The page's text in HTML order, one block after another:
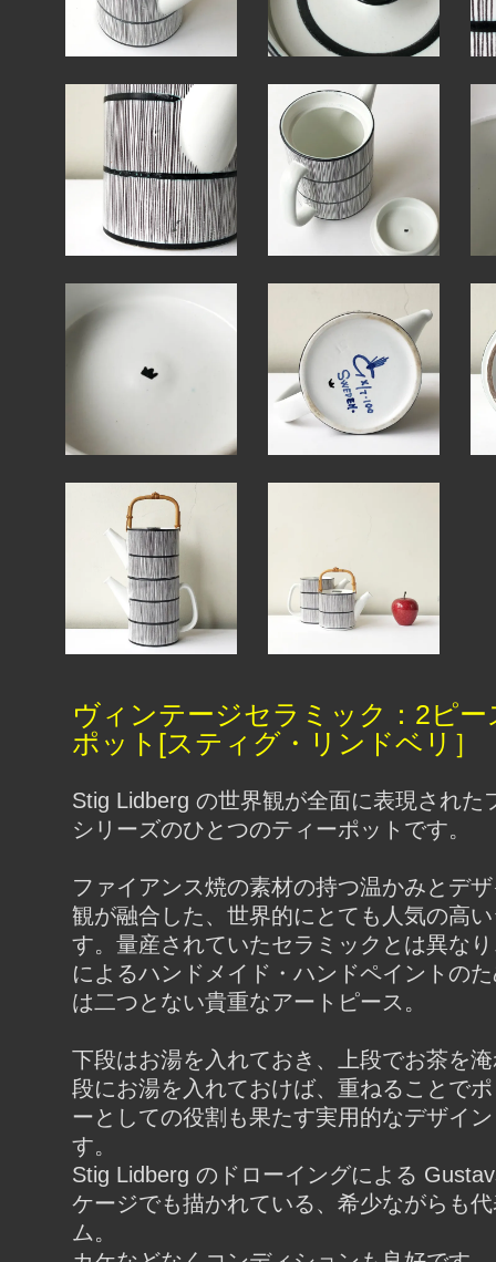
ヴィンテージセラミック：2ピー
ポット[スティグ・リンドベリ］
Stig Lidberg の世界観が全面に表現された
シリーズのひとつのティーポットです。
ファイアンス焼の素材の持つ温かみとデ
観が融合した、世界的にとても人気の高
す。量産されていたセラミックとは異な
によるハンドメイド・ハンドペイントの
は二つとない貴重なアートピース。
下段はお湯を入れておき、上段でお茶を
段にお湯を入れておけば、重ねることで
ーとしての役割も果たす実用的なデザイ
す。
Stig Lidberg のドローイングによる
ケージでも描かれている、希少ながらも
ム。